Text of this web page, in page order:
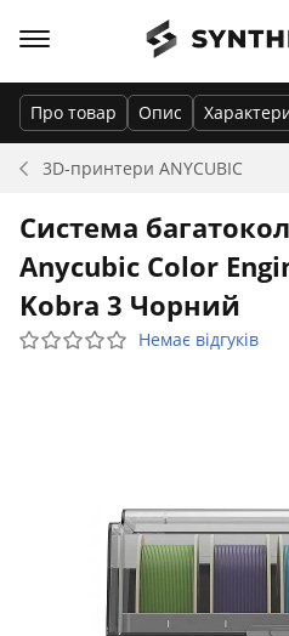
3D-принтери ANYCUBIC
Про товар Опис
Система
Anycubic Color
Kobra 3 Чорний
Немає відгуків